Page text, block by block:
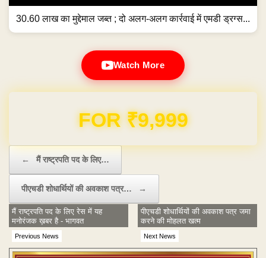
30.60 लाख का मुद्देमाल जब्त ; दो अलग-अलग कार्रवाई में एमडी ड्रग्स...
Watch More
Domain & Hosting FREE for 1 Year
← मैं राष्ट्रपति पद के लिए…
पीएचडी शोधार्थियों की अवकाश पत्र… →
Previous News
मैं राष्ट्रपति पद के लिए रेस में यह
मनोरंजक ख़बर है - भागवत
Next News
पीएचडी शोधार्थियों की अवकाश पत्र जमा
करने की मोहलत खत्म